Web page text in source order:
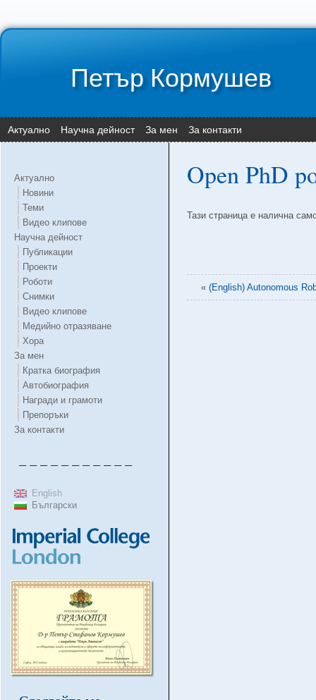
Петър Кормушев
Актуално Научна дейност За мен За контакти
Актуално
Новини
Теми
Видео клипове
Научна дейност
Публикации
Проекти
Роботи
Снимки
Видео клипове
Медийно отразяване
Хора
За мен
Кратка биография
Автобиография
Награди и грамоти
Препоръки
За контакти
– – – – – – – – – – –
English
Български
Open PhD
Тази страница е налична
« (English) Autonomous